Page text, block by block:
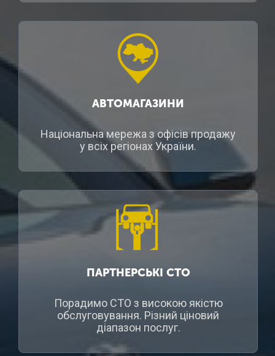
АВТОМАГАЗИНИ
Національна мережа з офісів продажу
у всіх регіонах України.
ПАРТНЕРСЬКІ СТО
Порадимо СТО з високою якістю
обслуговування. Різний ціновий
діапазон послуг.